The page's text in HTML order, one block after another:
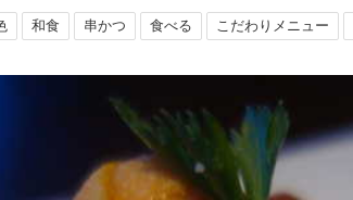
和食 串かつ 食べる こだわりメニュー